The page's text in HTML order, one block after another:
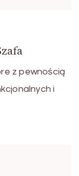
z pewnością
i